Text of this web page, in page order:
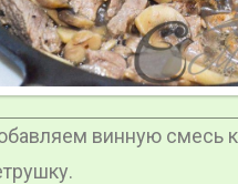
винную смесь